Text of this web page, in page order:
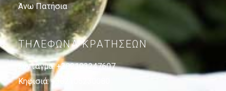
Άνω Πατήσια
ΤΗΛΕΦΩΝΑ ΚΡΑΤΗΣΕΩΝ
Σύνταγμα:+302103247607
Κηφισιά:+302106230080